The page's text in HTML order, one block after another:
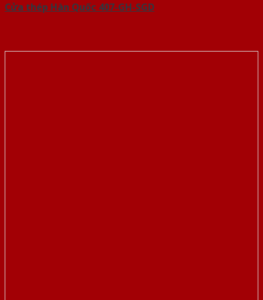
Cửa thép Hàn Quốc 407-GH-SGD